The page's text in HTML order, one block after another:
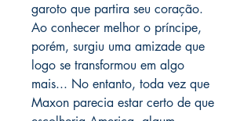
garoto que partira seu coração.
Ao conhecer melhor o príncipe,
porém, surgiu uma amizade que
logo se transformou em algo
mais... No entanto, toda vez que
Maxon parecia estar certo de que